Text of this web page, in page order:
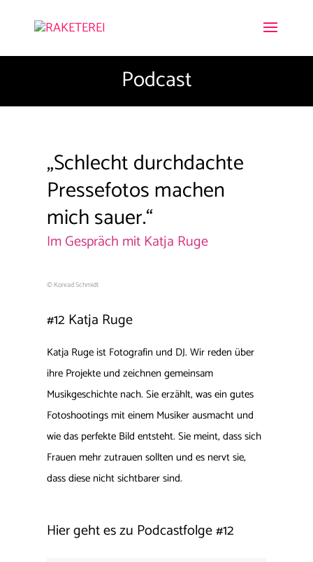
Podcast
„Schlecht durchdachte
Pressefotos machen
mich sauer.“
Im Gespräch mitKatja Ruge
© Konrad Schmidt
#12 Katja Ruge
Katja Ruge ist Fotografin und DJ. Wir reden über
ihre Projekte und zeichnen gemeinsam
Musikgeschichte nach. Sie erzählt, was ein gutes
Fotoshootings mit einem Musiker ausmacht und
wie das perfekte Bild entsteht. Sie meint, dass sich
Frauen mehr zutrauen sollten und es nervt sie,
dass diese nicht sichtbarer sind.
Hier geht es zu Podcastfolge #12